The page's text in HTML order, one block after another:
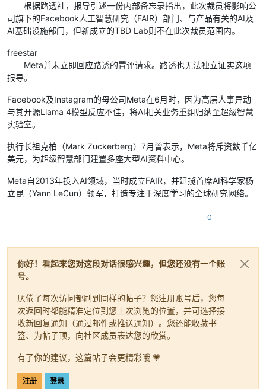
根据路透社，报导引述一份内部备忘录指出，此次裁员将影响公
司旗下的Facebook人工智慧研究（FAIR）部门、与产品有关的AI及
AI基础设施部门，但新成立的TBD Lab则不在此次裁员范围内。
freestar
Meta并未立即回应路透的置评请求。路透也无法独立证实这项
报导。
Facebook及Instagram的母公司Meta在6月时，因为高层人事异动
与其开源Llama 4模型反应不佳，将AI相关业务重组归纳至超级智慧
实验室。
执行长祖克柏（Mark Zuckerberg）7月曾表示，Meta将斥资数千亿
美元，为超级智慧部门建置多座大型AI资料中心。
Meta自2013年投入AI领域，当时成立FAIR，并延揽首席AI科学家杨
立昆（Yann LeCun）领军，打造专注于深度学习的全球研究网络。
0
你好！看起来您对这段对话很感兴趣，但您还没有一个账
号。
厌倦了每次访问都刷到同样的帖子？您注册账号后，您每
次返回时都能精准定位到您上次浏览的位置，并可选择接
收新回复通知（通过邮件或推送通知）。您还能收藏书
签、为帖子顶，向社区成员表达您的欣赏。
有了你的建议，这篇帖子会更精彩哦 💗
注册 登录